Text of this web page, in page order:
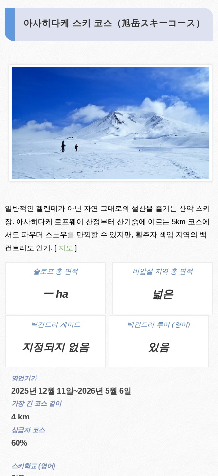
아사히다케 스키 코스（旭岳スキーコース）
일반적인 겔렌데가 아닌 자연 그대로의 설산을 즐기는 산악 스키
장. 아사히다케 로프웨이 산정부터 산기슭에 이르는 5km 코스에
서도 파우더 스노우를 만끽할 수 있지만, 활주자 책임 지역의 백
컨트리도 인기. [ 지도 ]
슬로프 총 면적
ー ha
비압설 지역 총 면적
넓은
백컨트리 게이트
지정되지 없음
백컨트리 투어 (영어)
있음
영업기간
2025년 12월 11일~2026년 5월 6일
가장 긴 코스 길이
4 km
상급자 코스
60%
스키학교 (영어)